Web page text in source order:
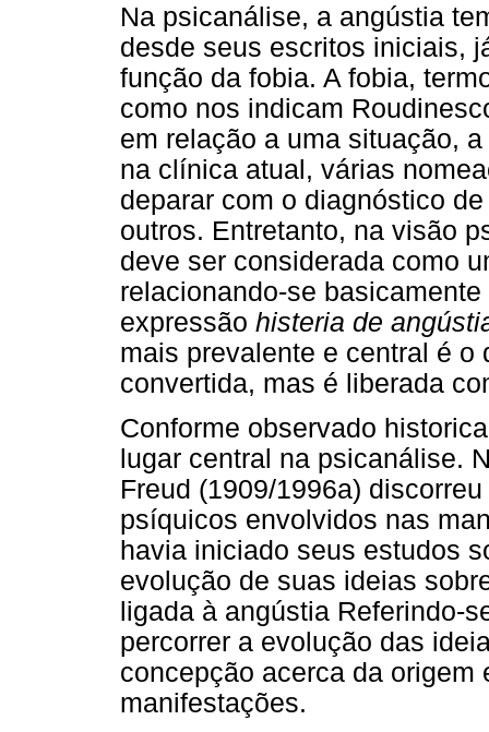
Na psicanálise, a angústia
desde seus escritos iniciais,
função da fobia. A fobia,
como nos indicam
em relação a uma situação,
na clínica atual, várias
deparar com o diagnóstico
outros. Entretanto, na visão
deve ser considerada como
relacionando-se
expressão histeria de
mais prevalente e central é
convertida, mas é liberada
Conforme observado
lugar central na psicanálise.
Freud (1909/1996a)
psíquicos envolvidos nas
havia iniciado seus estudos
evolução de suas ideias
ligada à angústia Referindo-
percorrer a evolução das
concepção acerca da
manifestações.